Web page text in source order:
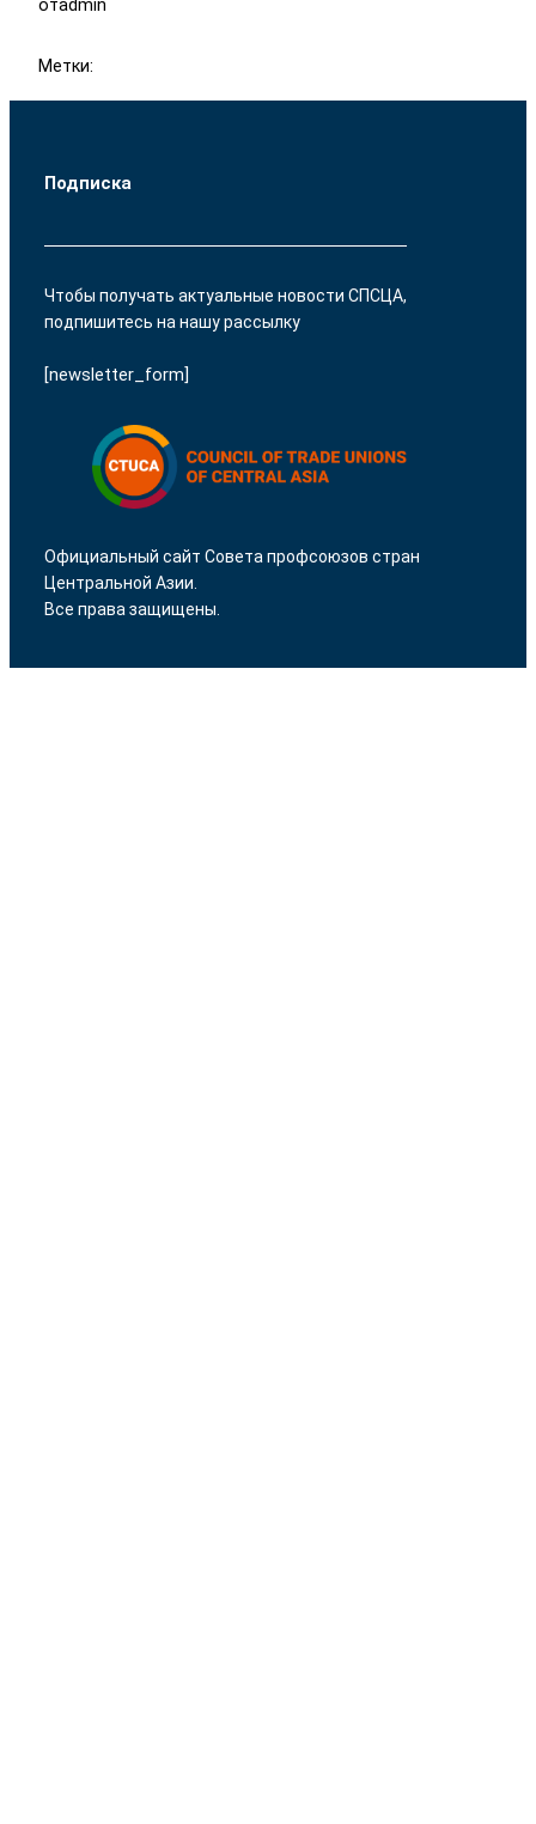
отadmin
Метки:
Официальный сайт Совета профсоюзов стран
Центральной Азии.
Все права защищены.
Подписка
Чтобы получать актуальные новости СПСЦА,
подпишитесь на нашу рассылку
[newsletter_form]